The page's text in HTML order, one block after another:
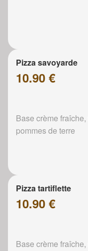
Pizza savoyarde
10.90 €
Base crème
pommes de terre
Pizza tartiflette
10.90 €
Base crème